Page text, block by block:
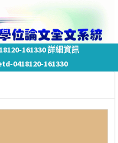
161330 詳細資訊
0418120-161330